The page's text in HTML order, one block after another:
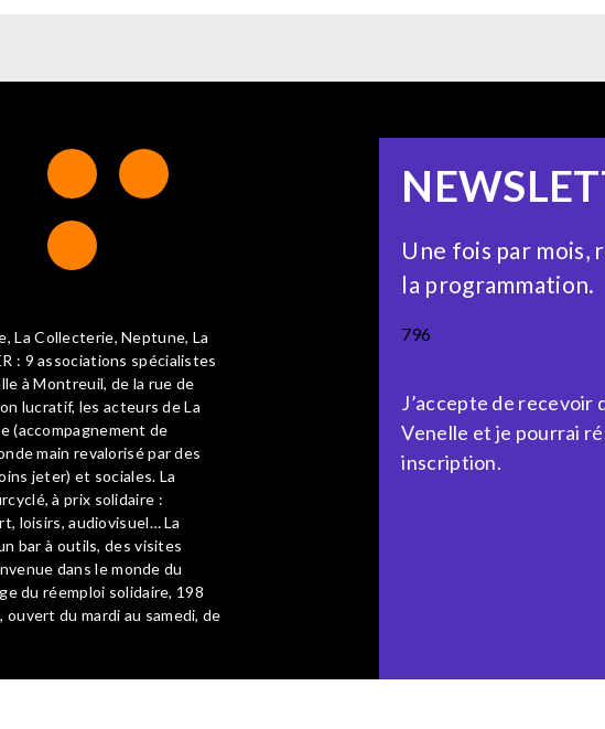
La Collecterie, Neptune, La
: 9 associations spécialistes
à Montreuil, de la rue de
lucratif, les acteurs de La
(accompagnement de
main revalorisé par des
jeter) et sociales. La
à prix solidaire :
loisirs, audiovisuel… La
bar à outils, des visites
dans le monde du
du réemploi solidaire, 198
du mardi au samedi, de
Une fois par
la programmation.
796
J’accepte de recevoir
Venelle et je pourrai
inscription.